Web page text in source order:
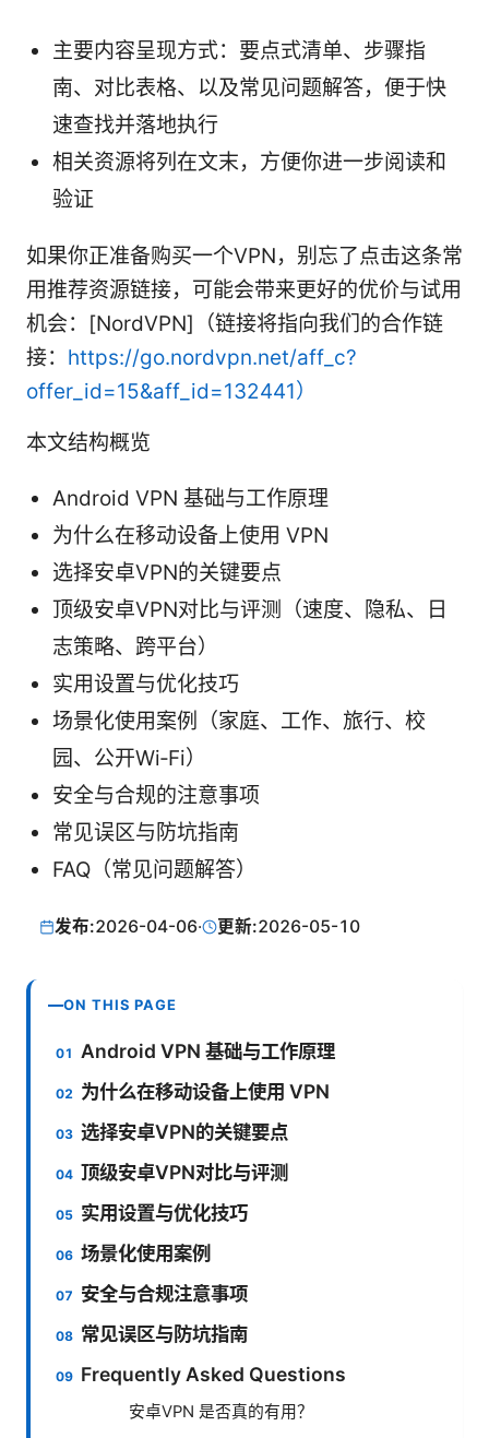
主要内容呈现方式：要点式清单、步骤指
南、对比表格、以及常见问题解答，便于快
速查找并落地执行
相关资源将列在文末，方便你进一步阅读和
验证
如果你正准备购买一个VPN，别忘了点击这条常
用推荐资源链接，可能会带来更好的优价与试用
机会：[NordVPN]（链接将指向我们的合作链
接： https://go.nordvpn.net/aff_c?
offer_id=15&aff_id=132441）
本文结构概览
Android VPN 基础与工作原理
为什么在移动设备上使用 VPN
选择安卓VPN的关键要点
顶级安卓VPN对比与评测（速度、隐私、日
志策略、跨平台）
实用设置与优化技巧
场景化使用案例（家庭、工作、旅行、校
园、公开Wi‑Fi）
安全与合规的注意事项
常见误区与防坑指南
FAQ（常见问题解答）
发布:2026-04-06· 更新:2026-05-10
ON THIS PAGE
Android VPN 基础与工作原理
为什么在移动设备上使用 VPN
选择安卓VPN的关键要点
顶级安卓VPN对比与评测
实用设置与优化技巧
场景化使用案例
安全与合规注意事项
常见误区与防坑指南
Frequently Asked Questions
安卓VPN 是否真的有用？